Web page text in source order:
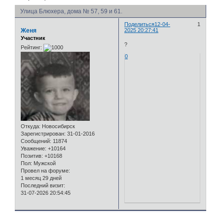
Улица Блюхера, дома № 57, 59 и 61.
Поделиться 1
12-04-
2025 20:27:41
Женя
Участник
Рейтинг:
Откуда: Новосибирск
Зарегистрирован: 31-01-2016
Сообщений: 11874
Уважение: +10164
Позитив: +10168
Пол: Мужской
Провел на форуме:
1 месяц 29 дней
Последний визит:
31-07-2026 20:54:45
?
0